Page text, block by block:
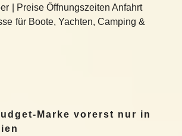
| Preise Öffnungszeiten Anfahrt
für Boote, Yachten, Camping &
Marke vorerst nur in